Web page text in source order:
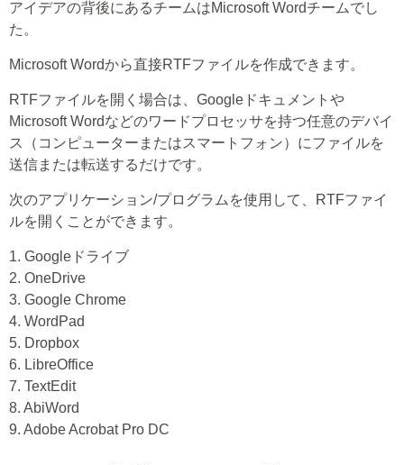
アイデアの背後にあるチームはMicrosoft Wordチームでし
た。
Microsoft Wordから直接RTFファイルを作成できます。
RTFファイルを開く場合は、Googleドキュメントや
Microsoft Wordなどのワードプロセッサを持つ任意のデバイ
ス（コンピューターまたはスマートフォン）にファイルを
送信または転送するだけです。
次のアプリケーション/プログラムを使用して、RTFファイ
ルを開くことができます。
1. Googleドライブ
2. OneDrive
3. Google Chrome
4. WordPad
5. Dropbox
6. LibreOffice
7. TextEdit
8. AbiWord
9. Adobe Acrobat Pro DC